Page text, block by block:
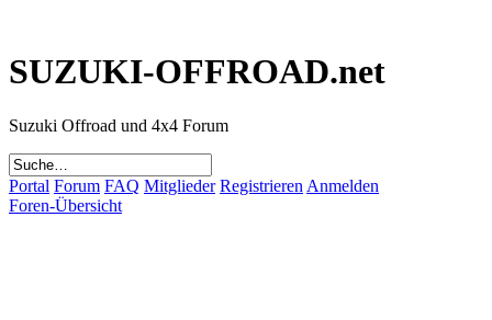
SUZUKI-OFFROAD.net
Suzuki Offroad und 4x4 Forum
Portal Forum FAQ Mitglieder Registrieren Anmelden
Foren-Übersicht